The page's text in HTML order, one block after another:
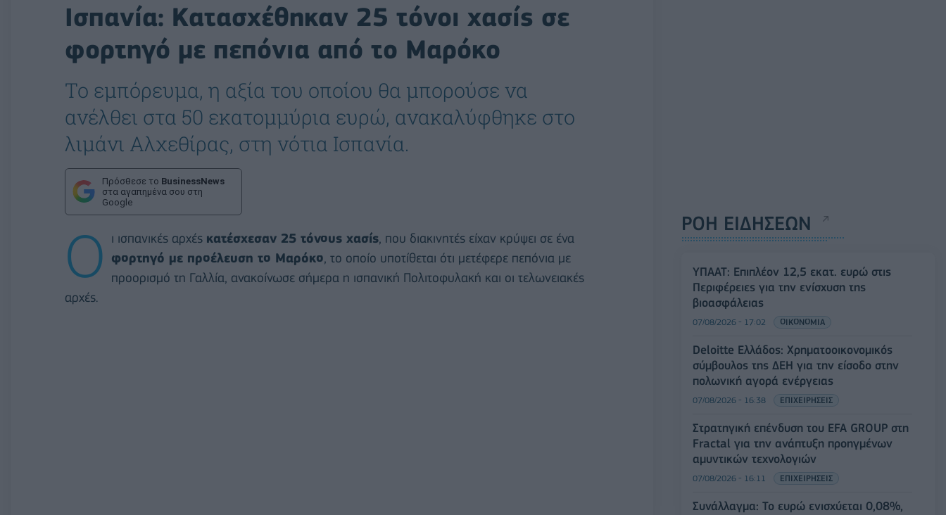
Ισπανία: Κατασχέθηκαν 25 τόνοι χασίς σε
φορτηγό με πεπόνια από το Μαρόκο
Το εμπόρευμα, η αξία του οποίου θα μπορούσε να
ανέλθει στα 50 εκατομμύρια ευρώ, ανακαλύφθηκε στο
λιμάνι Αλχεθίρας, στη νότια Ισπανία.
Πρόσθεσε το BusinessNews
στα αγαπημένα σου στη
Google
Ο ι ισπανικές αρχές κατέσχεσαν 25 τόνους χασίς , που διακινητές είχαν κρύψει σε ένα
φορτηγό με προέλευση το Μαρόκο , το οποίο υποτίθεται ότι μετέφερε πεπόνια με
προορισμό τη Γαλλία, ανακοίνωσε σήμερα η ισπανική Πολιτοφυλακή και οι τελωνειακές
αρχές.
ΡΟΗ ΕΙΔΗΣΕΩΝ
ΥΠΑΑΤ: Επιπλέον 12,5 εκατ. ευρώ στις
Περιφέρειες για την ενίσχυση της
βιοασφάλειας
07/08/2026 - 17:02 ΟΙΚΟΝΟΜΙΑ
Deloitte Ελλάδος: Χρηματοοικονομικός
σύμβουλος της ΔΕΗ για την είσοδο στην
πολωνική αγορά ενέργειας
07/08/2026 - 16:38 ΕΠΙΧΕΙΡΗΣΕΙΣ
Στρατηγική επένδυση του EFA GROUP στη
Fractal για την ανάπτυξη προηγμένων
αμυντικών τεχνολογιών
07/08/2026 - 16:11 ΕΠΙΧΕΙΡΗΣΕΙΣ
Συνάλλαγμα: Το ευρώ ενισχύεται 0,08%,